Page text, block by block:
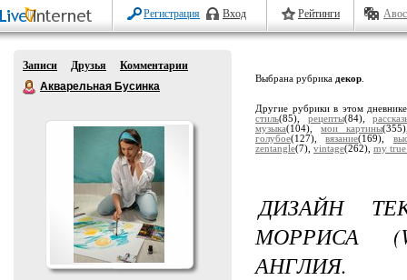
Регистрация Вход Рейтинги
Записи Друзья
Комментарии
Акварельная Бусинка
Выбрана рубрика декор
Другие рубрики в этом
стиль(85), рецепты(84),
музыка(104),мои картины
голубое(127),вязание(169),
zentangle(7), vintage(262), my
ДИЗАЙН
МОРРИСА
АНГЛИЯ.